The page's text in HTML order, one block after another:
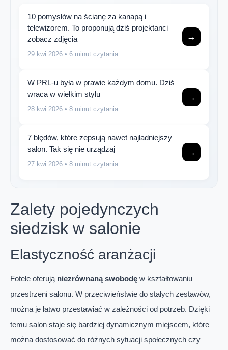
10 pomysłów na ścianę za kanapą i
telewizorem. To proponują dziś projektanci –
zobacz zdjęcia
29 kwi 2026 • 6 minut czytania
→
W PRL-u była w prawie każdym domu. Dziś
wraca w wielkim stylu
28 kwi 2026 • 8 minut czytania
→
7 błędów, które zepsują nawet najładniejszy
salon. Tak się nie urządzaj
27 kwi 2026 • 8 minut czytania
→
Zalety pojedynczych
siedzisk w salonie
Elastyczność aranżacji
Fotele oferują niezrównaną swobodę w kształtowaniu
przestrzeni salonu. W przeciwieństwie do stałych zestawów,
można je łatwo przestawiać w zależności od potrzeb. Dzięki
temu salon staje się bardziej dynamicznym miejscem, które
można dostosować do różnych sytuacji społecznych czy